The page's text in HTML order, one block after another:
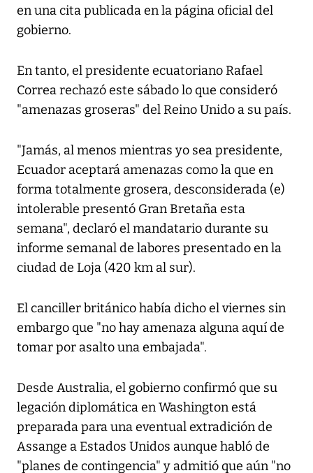
en una cita publicada en la página oficial del
gobierno.
En tanto, el presidente ecuatoriano Rafael
Correa rechazó este sábado lo que consideró
"amenazas groseras" del Reino Unido a su país.
"Jamás, al menos mientras yo sea presidente,
Ecuador aceptará amenazas como la que en
forma totalmente grosera, desconsiderada (e)
intolerable presentó Gran Bretaña esta
semana", declaró el mandatario durante su
informe semanal de labores presentado en la
ciudad de Loja (420 km al sur).
El canciller británico había dicho el viernes sin
embargo que "no hay amenaza alguna aquí de
tomar por asalto una embajada".
Desde Australia, el gobierno confirmó que su
legación diplomática en Washington está
preparada para una eventual extradición de
Assange a Estados Unidos aunque habló de
"planes de contingencia" y admitió que aún "no